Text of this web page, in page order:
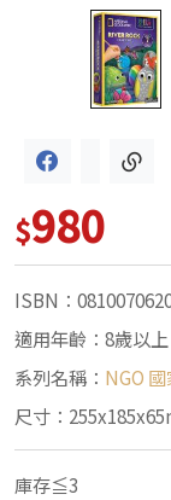
$980
ISBN：
適用年齡：8歲以上
系列名稱： NGO
尺寸：
庫存≦3